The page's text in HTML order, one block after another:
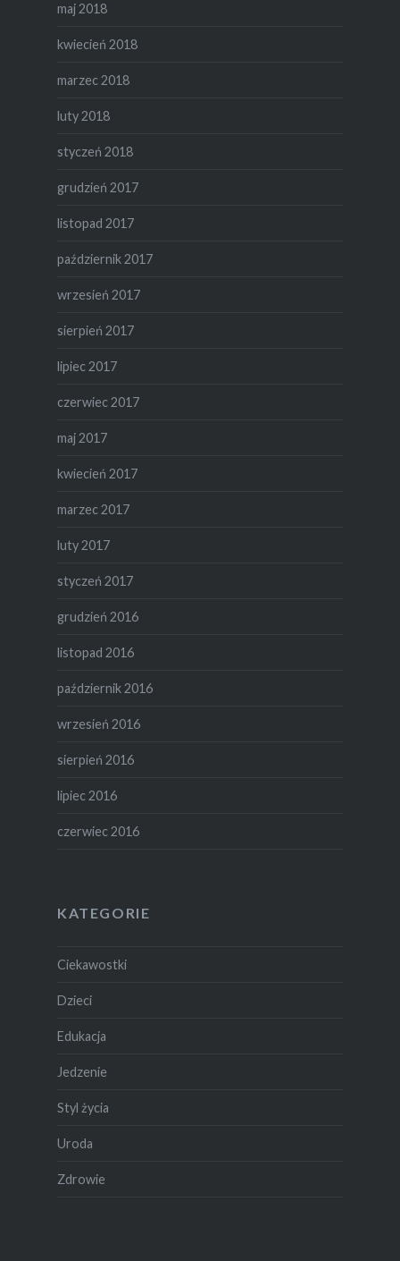
maj 2018
kwiecień 2018
marzec 2018
luty 2018
styczeń 2018
grudzień 2017
listopad 2017
październik 2017
wrzesień 2017
sierpień 2017
lipiec 2017
czerwiec 2017
maj 2017
kwiecień 2017
marzec 2017
luty 2017
styczeń 2017
grudzień 2016
listopad 2016
październik 2016
wrzesień 2016
sierpień 2016
lipiec 2016
czerwiec 2016
KATEGORIE
Ciekawostki
Dzieci
Edukacja
Jedzenie
Styl życia
Uroda
Zdrowie